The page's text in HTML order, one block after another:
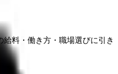
給料・働き方・職場選びに引き